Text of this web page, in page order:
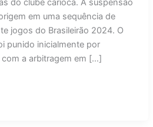
do clube carioca. A suspensão
em uma sequência de
jogos do Brasileirão 2024. O
punido inicialmente por
a arbitragem em […]